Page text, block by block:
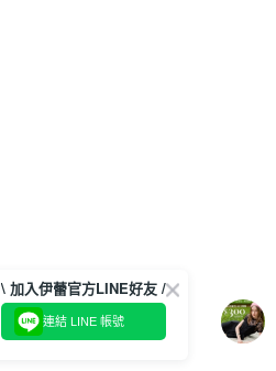
\ 加入伊蕾官方LINE好友 /
連結 LINE 帳號